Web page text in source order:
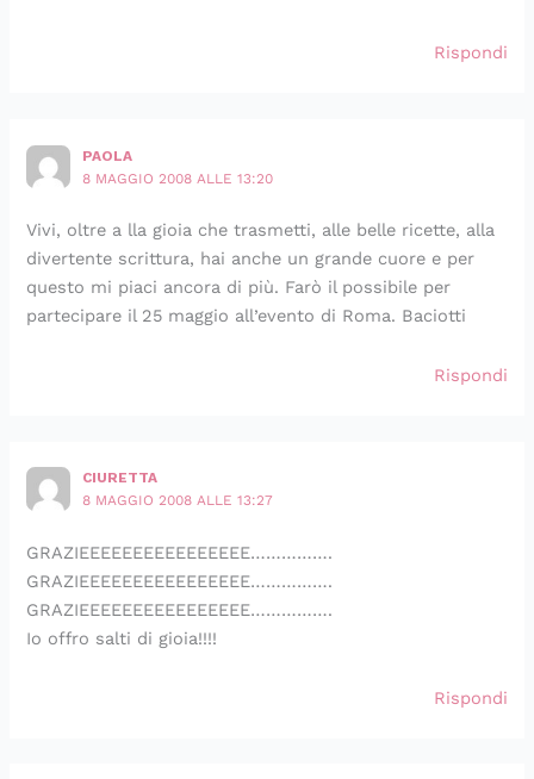
Rispondi
PAOLA
8 MAGGIO 2008 ALLE 13:20
Vivi, oltre a lla gioia che trasmetti, alle belle ricette, alla
divertente scrittura, hai anche un grande cuore e per
questo mi piaci ancora di più. Farò il possibile per
partecipare il 25 maggio all’evento di Roma. Baciotti
Rispondi
CIURETTA
8 MAGGIO 2008 ALLE 13:27
GRAZIEEEEEEEEEEEEEEEE…………….
GRAZIEEEEEEEEEEEEEEEE…………….
GRAZIEEEEEEEEEEEEEEEE…………….
Io offro salti di gioia!!!!
Rispondi